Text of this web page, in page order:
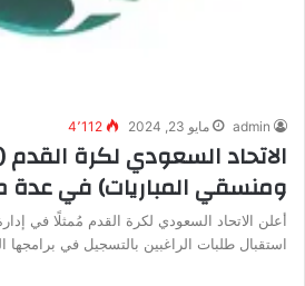
admin مايو 23, 2024 4٬112
الاتحاد السعودي لكرة القدم
ومنسقي المباريات) في عدة
أعلن الاتحاد السعودي لكرة القدم مُمثلًا في
استقبال طلبات الراغبين بالتسجيل في برامجها